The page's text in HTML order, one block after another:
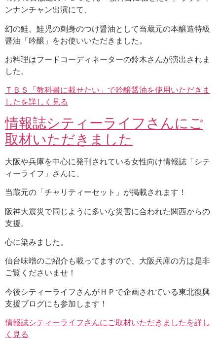
ンナンチャン出演にて、
幻の鮭、鮭児の刺身のつけ醤油として当蔵元の本醸造特級
醤油「吟醸」をお使いいただきました。
お料理はフードコーディネーターの鈴木さんが演出されま
した。
ＴＢＳ「教科書に載せたい」で吟醸醤油を使用いただきま
したを詳しく見る
情報誌シティーライフさんにご
取材いただきました
大阪や兵庫を中心に発刊されている女性向け情報誌「シテ
ィーライフ」さんに、
当蔵元の「チャリティーセット」が掲載されます！
阪神大震災で同じように多いな災害に合われた関西からの
支援。
心に染みました。
仙台味噌のご紹介も載ってますので、大阪兵庫の方は是非
ご覧くださいませ！
今後シティーライフさんがＨＰで企画されている東北復興
支援ブログにも参加します！
情報誌シティーライフさんにご取材いただきましたを詳し
く見る